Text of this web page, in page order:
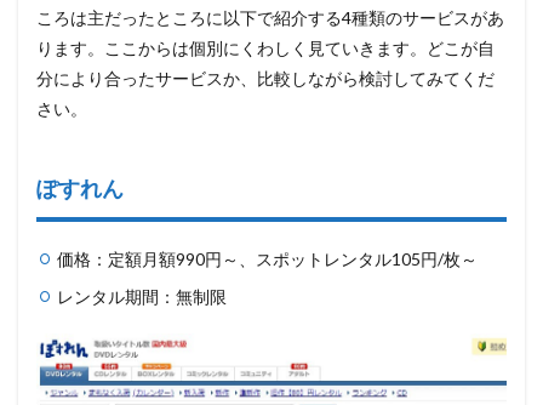
タル
2
まと
ころは主だったところに以下で紹介する4種類のサービスがあ
ります。ここからは個別にくわしく見ていきます。どこが自
分により合ったサービスか、比較しながら検討してみてくだ
さい。
ぽすれん
価格：定額月額990円～、スポットレンタル105円/枚～
レンタル期間：無制限